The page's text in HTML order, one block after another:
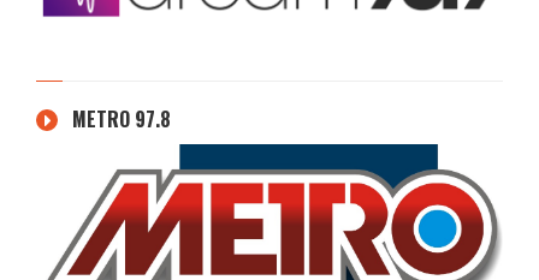
METRO 97.8